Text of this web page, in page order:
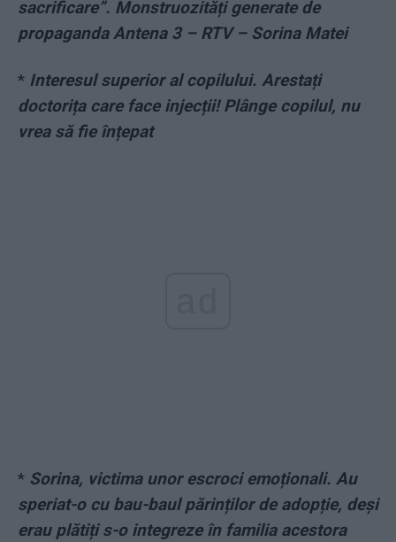
sacrificare”. Monstruozități generate de
propaganda Antena 3 – RTV – Sorina Matei
* Interesul superior al copilului. Arestați
doctorița care face injecții! Plânge copilul, nu
vrea să fie înțepat
* Sorina, victima unor escroci emoționali. Au
speriat-o cu bau-baul părinților de adopție, deși
erau plătiți s-o integreze în familia acestora